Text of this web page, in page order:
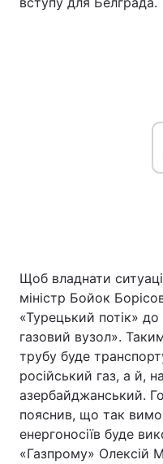
Щоб владнати
міністр Бойок
«Турецький потік»
газовий вузол».
трубу буде
російський газ, а й,
азербайджанський.
пояснив, що так
енергоносіїв буде
«Газпрому» Олексій